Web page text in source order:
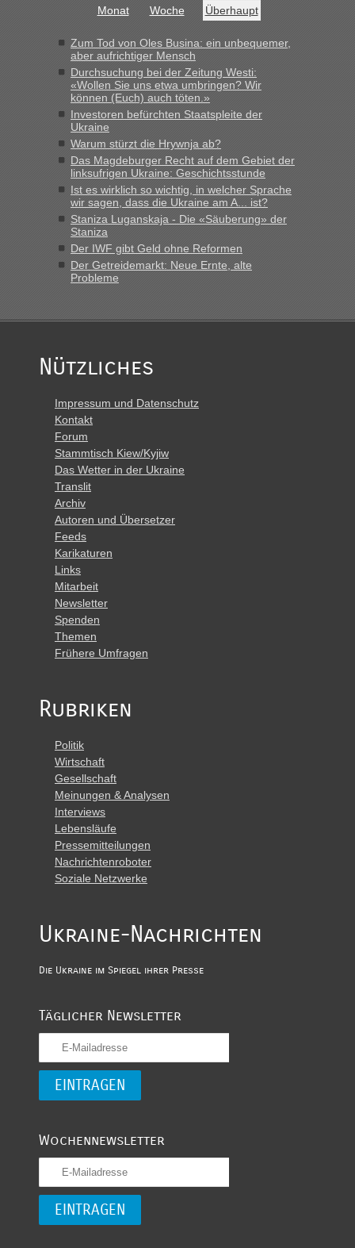
Monat Woche Überhaupt
Zum Tod von Oles Busina: ein unbequemer,
aber aufrichtiger Mensch
Durchsuchung bei der Zeitung Westi:
«Wollen Sie uns etwa umbringen? Wir
können (Euch) auch töten.»
Investoren befürchten Staatspleite der
Ukraine
Warum stürzt die Hrywnja ab?
Das Magdeburger Recht auf dem Gebiet der
linksufrigen Ukraine: Geschichtsstunde
Ist es wirklich so wichtig, in welcher Sprache
wir sagen, dass die Ukraine am A... ist?
Staniza Luganskaja - Die «Säuberung» der
Staniza
Der IWF gibt Geld ohne Reformen
Der Getreidemarkt: Neue Ernte, alte
Probleme
Nützliches
Impressum und Datenschutz
Kontakt
Forum
Stammtisch Kiew/Kyjiw
Das Wetter in der Ukraine
Translit
Archiv
Autoren und Übersetzer
Feeds
Karikaturen
Links
Mitarbeit
Newsletter
Spenden
Themen
Frühere Umfragen
Rubriken
Politik
Wirtschaft
Gesellschaft
Meinungen & Analysen
Interviews
Lebensläufe
Pressemitteilungen
Nachrichtenroboter
Soziale Netzwerke
Ukraine-Nachrichten
Die Ukraine im Spiegel ihrer Presse
Täglicher Newsletter
Wochennewsletter